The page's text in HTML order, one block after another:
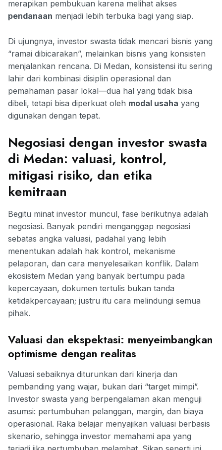
merapikan pembukuan karena melihat akses
pendanaan menjadi lebih terbuka bagi yang siap.
Di ujungnya, investor swasta tidak mencari bisnis yang
“ramai dibicarakan”, melainkan bisnis yang konsisten
menjalankan rencana. Di Medan, konsistensi itu sering
lahir dari kombinasi disiplin operasional dan
pemahaman pasar lokal—dua hal yang tidak bisa
dibeli, tetapi bisa diperkuat oleh modal usaha yang
digunakan dengan tepat.
Negosiasi dengan investor swasta
di Medan: valuasi, kontrol,
mitigasi risiko, dan etika
kemitraan
Begitu minat investor muncul, fase berikutnya adalah
negosiasi. Banyak pendiri menganggap negosiasi
sebatas angka valuasi, padahal yang lebih
menentukan adalah hak kontrol, mekanisme
pelaporan, dan cara menyelesaikan konflik. Dalam
ekosistem Medan yang banyak bertumpu pada
kepercayaan, dokumen tertulis bukan tanda
ketidakpercayaan; justru itu cara melindungi semua
pihak.
Valuasi dan ekspektasi: menyeimbangkan
optimisme dengan realitas
Valuasi sebaiknya diturunkan dari kinerja dan
pembanding yang wajar, bukan dari “target mimpi”.
Investor swasta yang berpengalaman akan menguji
asumsi: pertumbuhan pelanggan, margin, dan biaya
operasional. Raka belajar menyajikan valuasi berbasis
skenario, sehingga investor memahami apa yang